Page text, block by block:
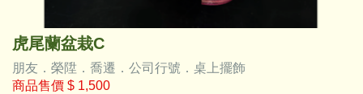
虎尾蘭盆栽C
朋友．榮陞．喬遷．公司行號．桌上擺飾
商品售價 $ 1,500